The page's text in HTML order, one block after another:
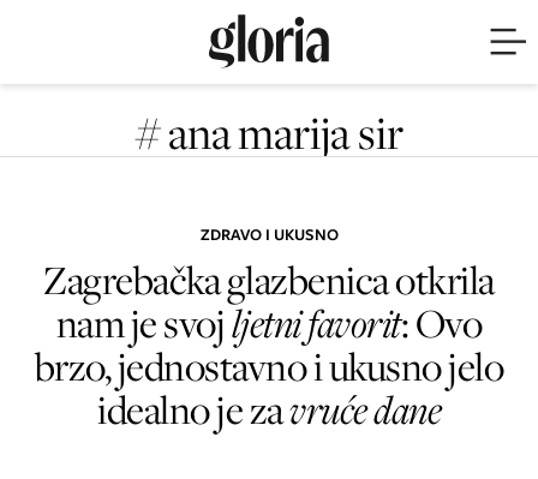
# ana marija sir
ZDRAVO I UKUSNO
Zagrebačka glazbenica otkrila
nam je svojljetni favorit: Ovo
brzo, jednostavno i ukusno jelo
idealno je zavruće dane